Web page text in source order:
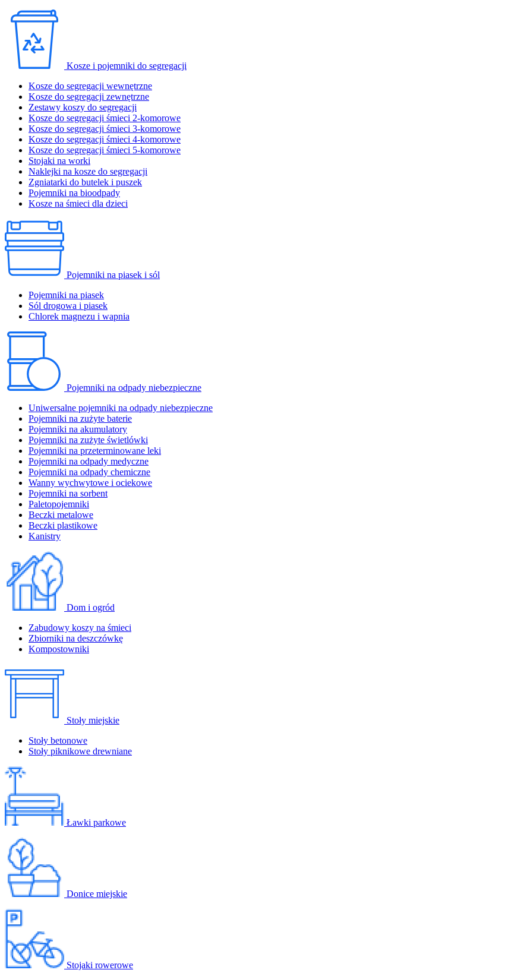
Kosze i pojemniki do segregacji
Kosze do segregacji wewnętrzne
Kosze do segregacji zewnętrzne
Zestawy koszy do segregacji
Kosze do segregacji śmieci 2-komorowe
Kosze do segregacji śmieci 3-komorowe
Kosze do segregacji śmieci 4-komorowe
Kosze do segregacji śmieci 5-komorowe
Stojaki na worki
Naklejki na kosze do segregacji
Zgniatarki do butelek i puszek
Pojemniki na bioodpady
Kosze na śmieci dla dzieci
Pojemniki na piasek i sól
Pojemniki na piasek
Sól drogowa i piasek
Chlorek magnezu i wapnia
Pojemniki na odpady niebezpieczne
Uniwersalne pojemniki na odpady niebezpieczne
Pojemniki na zużyte baterie
Pojemniki na akumulatory
Pojemniki na zużyte świetlówki
Pojemniki na przeterminowane leki
Pojemniki na odpady medyczne
Pojemniki na odpady chemiczne
Wanny wychwytowe i ociekowe
Pojemniki na sorbent
Paletopojemniki
Beczki metalowe
Beczki plastikowe
Kanistry
Dom i ogród
Zabudowy koszy na śmieci
Zbiorniki na deszczówkę
Kompostowniki
Stoły miejskie
Stoły betonowe
Stoły piknikowe drewniane
Ławki parkowe
Donice miejskie
Stojaki rowerowe